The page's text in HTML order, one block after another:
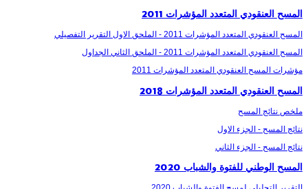
المسح العنقودي المتعدد المؤشرات 2011
المسح العنقودي المتعدد المؤشرات 2011 - الملحق الاول التقرير التفصيلي
المسح العنقودي المتعدد المؤشرات 2011 - الملحق الثاني الجداول
مؤشرات المسح العنقودي المتعدد المؤشرات 2011
المسح العنقودي المتعدد المؤشرات 2018
ملخص نتائج المسح
نتائج المسح - الجزء الاول
نتائج المسح - الجزء الثاني
المسح الوطني للفتوة والشباب 2020